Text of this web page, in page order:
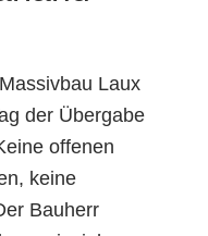
Laux
der Übergabe
offenen
keine
Bauherr